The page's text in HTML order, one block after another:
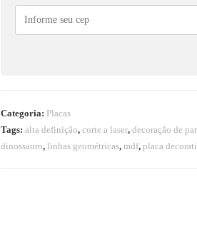
Categoria: Placas
Tags: alta definição, corte a laser, decoração de
dinossauro, linhas geométricas, mdf, placa